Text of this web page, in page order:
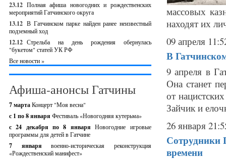
23.12 Полная афиша новогодних и рождественских
мероприятий Гатчинского округа
13.12 В Гатчинском парке найден ранее неизвестный
подземный ход
12.12 Стрельба на день рождения обернулась
"букетом" статей УК РФ
Все новости »
Афиша-анонсы Гатчины
7 мартаКонцерт "Моя весна"
с 1 по 8 января Фестиваль «Новогодняя кутерьма»
с 24 декабря по 8 январяНовогодние игровые
программы для детей в Гатчине
7 январявоенно-историческая реконструкция
«Рождественский манифест»
массовых
находят их
09 апреля
В
9 апреля в
Она станет
от
Зайчик и
26 января
Сотрудники
времени